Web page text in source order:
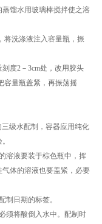
馏水用玻璃棒搅拌使之溶
将洗涤液注入容量瓶，振
度2－3cm处，改用胶头
容量瓶盖紧，再振荡摇
三级水配制，容器应用纯化
溶液要装于棕色瓶中，挥
体的溶液也要盖紧，必要
制日期的标签。
须将酸倒入水中。配制时